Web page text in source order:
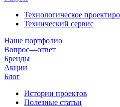
Технологическое
Технический сервис
Наше портфолио
Вопрос—ответ
Бренды
Акции
Блог
Истории проектов
Полезные статьи